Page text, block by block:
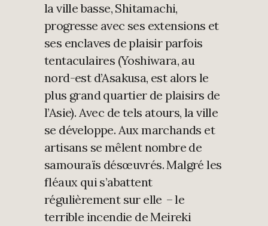
la ville basse, Shitamachi,
progresse avec ses extensions et
ses enclaves de plaisir parfois
tentaculaires (Yoshiwara, au
nord-est d’Asakusa, est alors le
plus grand quartier de plaisirs de
l’Asie). Avec de tels atours, la ville
se développe. Aux marchands et
artisans se mêlent nombre de
samouraïs désœuvrés. Malgré les
fléaux qui s’abattent
régulièrement sur elle – le
terrible incendie de Meireki